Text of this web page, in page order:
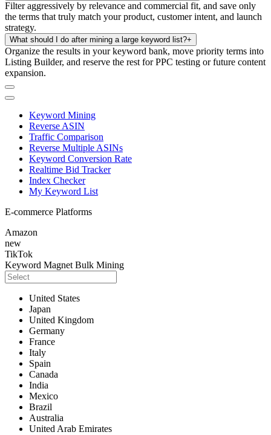
Filter aggressively by relevance and commercial fit, and save only
the terms that truly match your product, customer intent, and launch
strategy.
What should I do after mining a large keyword list?+
Organize the results in your keyword bank, move priority terms into
Listing Builder, and reserve the rest for PPC testing or future content
expansion.
Keyword Mining
Reverse ASIN
Traffic Comparison
Reverse Multiple ASINs
Keyword Conversion Rate
Realtime Bid Tracker
Index Checker
My Keyword List
E-commerce Platforms
Amazon
new
TikTok
Keyword MagnetBulk Mining
United States
Japan
United Kingdom
Germany
France
Italy
Spain
Canada
India
Mexico
Brazil
Australia
United Arab Emirates